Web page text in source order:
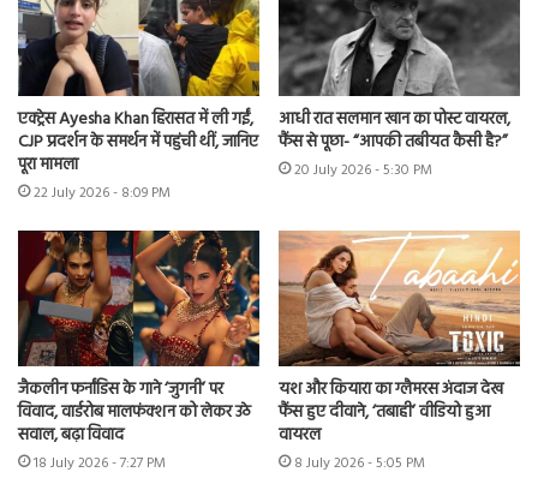
एक्ट्रेस Ayesha Khan हिरासत में ली गईं,
CJP प्रदर्शन के समर्थन में पहुंची थीं, जानिए
पूरा मामला
22 July 2026 - 8:09 PM
आधी रात सलमान खान का पोस्ट वायरल,
फैंस से पूछा- “आपकी तबीयत कैसी है?”
20 July 2026 - 5:30 PM
जैकलीन फर्नांडिस के गाने ‘जुगनी’ पर
विवाद, वार्डरोब मालफंक्शन को लेकर उठे
सवाल, बढ़ा विवाद
18 July 2026 - 7:27 PM
यश और कियारा का ग्लैमरस अंदाज देख
फैंस हुए दीवाने, ‘तबाही’ वीडियो हुआ
वायरल
8 July 2026 - 5:05 PM